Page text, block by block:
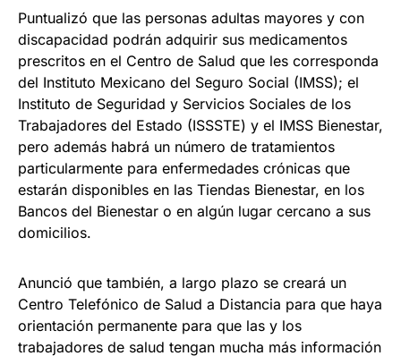
Puntualizó que las personas adultas mayores y con
discapacidad podrán adquirir sus medicamentos
prescritos en el Centro de Salud que les corresponda
del Instituto Mexicano del Seguro Social (IMSS); el
Instituto de Seguridad y Servicios Sociales de los
Trabajadores del Estado (ISSSTE) y el IMSS Bienestar,
pero además habrá un número de tratamientos
particularmente para enfermedades crónicas que
estarán disponibles en las Tiendas Bienestar, en los
Bancos del Bienestar o en algún lugar cercano a sus
domicilios.
Anunció que también, a largo plazo se creará un
Centro Telefónico de Salud a Distancia para que haya
orientación permanente para que las y los
trabajadores de salud tengan mucha más información